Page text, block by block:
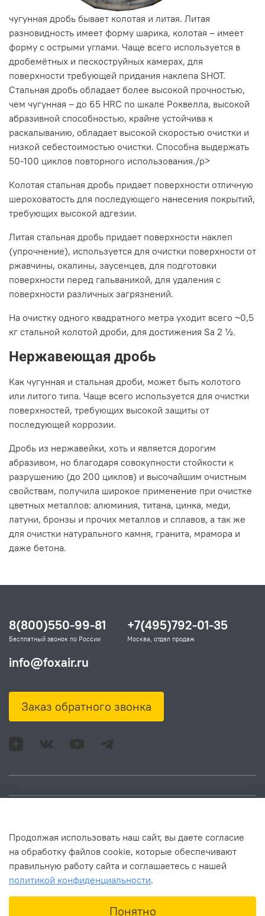
чугунная дробь бывает колотая и литая. Литая
разновидность имеет форму шарика, колотая – имеет
форму с острыми углами. Чаще всего используется в
дробемётных и пескоструйных камерах, для
поверхности требующей придания наклепа SHOT.
Стальная дробь обладает более высокой прочностью,
чем чугунная – до 65 HRC по шкале Роквелла, высокой
абразивной способностью, крайне устойчива к
раскалыванию, обладает высокой скоростью очистки и
низкой себестоимостью очистки. Способна выдержать
50-100 циклов повторного использования./p>
Колотая стальная дробь придает поверхности отличную
шероховатость для последующего нанесения покрытий,
требующих высокой адгезии.
Литая стальная дробь придает поверхности наклеп
(упрочнение), используется для очистки поверхности от
ржавчины, окалины, заусенцев, для подготовки
поверхности перед гальваникой, для удаления с
поверхности различных загрязнений.
На очистку одного квадратного метра уходит всего ~0,5
кг стальной колотой дроби, для достижения Sa 2 ½.
Нержавеющая дробь
Как чугунная и стальная дроби, может быть колотого
или литого типа. Чаще всего используется для очистки
поверхностей, требующих высокой защиты от
последующей коррозии.
Дробь из нержавейки, хоть и является дорогим
абразивом, но благодаря совокупности стойкости к
разрушению (до 200 циклов) и высочайшим очистным
свойствам, получила широкое применение при очистке
цветных металлов: алюминия, титана, цинка, меди,
латуни, бронзы и прочих металлов и сплавов, а так же
для очистки натурального камня, гранита, мрамора и
даже бетона.
Время работы:
понедельник – пятница:
10:00 – 18:00
Смольная, д. 73,
помещ. 1Н
8(800)550-99-81
Бесплатный звонок по России
+7(495)792-01-35
Москва, отдел продаж
info@foxair.ru
Заказ обратного звонка
Продолжая использовать наш сайт, вы даете согласие
на обработку файлов cookie, которые обеспечивают
правильную работу сайта и соглашаетесь с нашей
политикой конфиденциальности.
Понятно